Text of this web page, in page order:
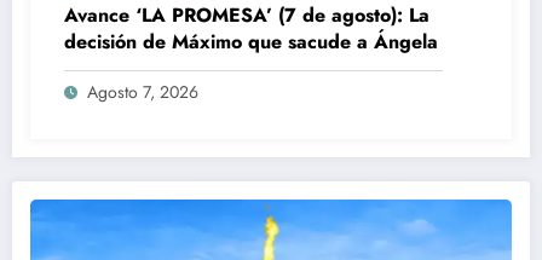
Avance ‘LA PROMESA’ (7 de agosto): La
decisión de Máximo que sacude a Ángela
Agosto 7, 2026